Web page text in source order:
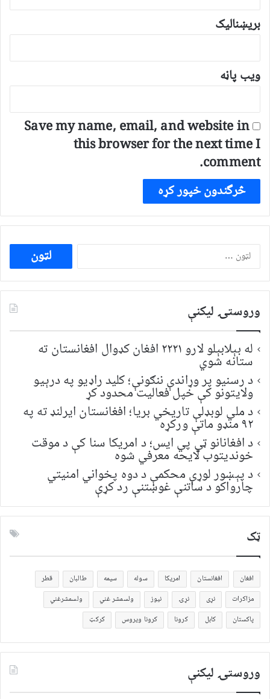
بریښنالیک
ویب پاڼه
Save my name, email, and website in
this browser for the next time I
comment.
ددی
لپاره
لټون:
وروستۍ ليکنې
له بېلابېلو لارو ۲۲۲۱ افغان کډوال افغانستان ته
ستانه شوي
د رسنیو پر وړاندې ننګونې؛ کلید راډیو په درېیو
ولایتونو کې خپل فعالیت محدود کړ
د ملي لوبډلې تاریخي بریا؛ افغانستان ایرلنډ ته په
۹۲ منډو ماتې ورکړه
د افغانانو ټي پي ایس؛ د امریکا سنا کې د موقت
خونديتوب لایحه معرفي شوه
د پېښور لوړې محکمې د دوه پخواني امنیتي
چارواکو د ساتنې غوښتنې رد کړې
ټک
افغان افغانستان امریکا سوله سیمه طالبان
قطر
مزاکرات
نړی نړۍ نیوز ولسمشر غني
ولسمشرغني
پاکستان
کابل کرونا کرونا ویروس کرکټ
وروستۍ ليکنې